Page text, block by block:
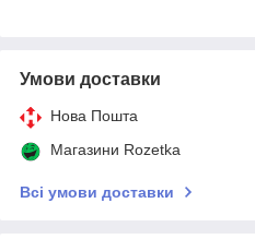
Умови доставки
Нова Пошта
Магазини Rozetka
Всі умови доставки